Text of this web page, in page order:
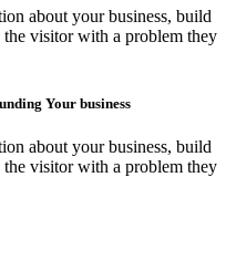
about your business, build
visitor with a problem they
Your business
about your business, build
visitor with a problem they